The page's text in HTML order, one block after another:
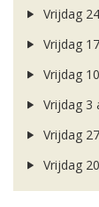
Vrijdag
Vrijdag
Vrijdag
Vrijdag 3
Vrijdag
Vrijdag